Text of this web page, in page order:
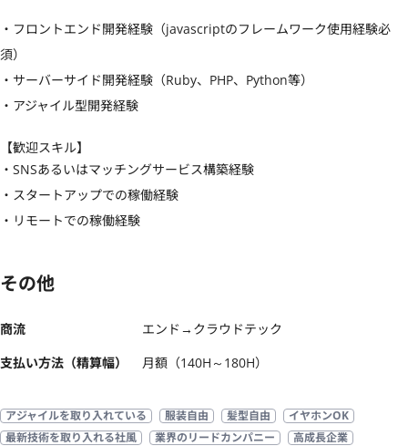
・フロントエンド開発経験（javascriptのフレームワーク使用経験必
須）
・サーバーサイド開発経験（Ruby、PHP、Python等）
・アジャイル型開発経験
【歓迎スキル】
・SNSあるいはマッチングサービス構築経験
・スタートアップでの稼働経験
・リモートでの稼働経験
その他
商流
エンド→クラウドテック
支払い方法（精算幅）
月額（140H～180H）
アジャイルを取り入れている 服装自由 髪型自由
イヤホンOK
最新技術を取り入れる社風
業界のリードカンパニー
高成長企業